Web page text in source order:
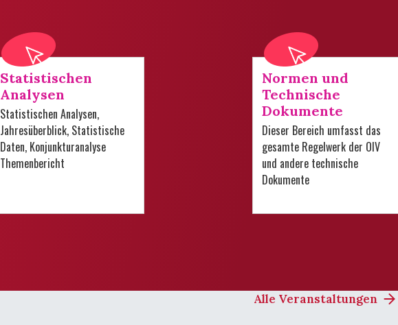
Statistischen
Analysen
Statistischen Analysen,
Jahresüberblick, Statistische
Daten, Konjunkturanalyse
Themenbericht
Normen und
Technische
Dokumente
Dieser Bereich umfasst das
gesamte Regelwerk der OIV
und andere technische
Dokumente
Alle Veranstaltungen